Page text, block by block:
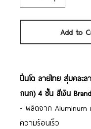
Add to
ปิ่นโต ลายไทย สุ่มคละ
กนก) 4 ชั้น สีเงิน
- ผลิตจาก
ความร้อนเร็ว